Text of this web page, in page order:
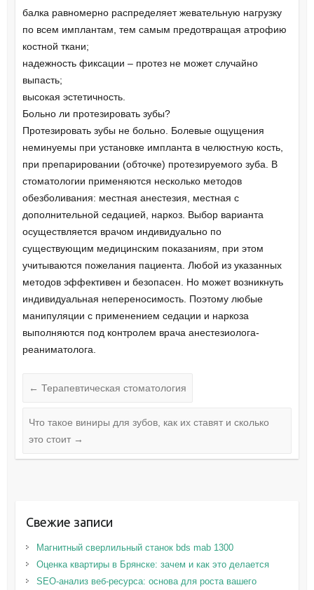
балка равномерно распределяет жевательную нагрузку
по всем имплантам, тем самым предотвращая атрофию
костной ткани;
надежность фиксации – протез не может случайно
выпасть;
высокая эстетичность.
Больно ли протезировать зубы?
Протезировать зубы не больно. Болевые ощущения
неминуемы при установке импланта в челюстную кость,
при препарировании (обточке) протезируемого зуба. В
стоматологии применяются несколько методов
обезболивания: местная анестезия, местная с
дополнительной седацией, наркоз. Выбор варианта
осуществляется врачом индивидуально по
существующим медицинским показаниям, при этом
учитываются пожелания пациента. Любой из указанных
методов эффективен и безопасен. Но может возникнуть
индивидуальная непереносимость. Поэтому любые
манипуляции с применением седации и наркоза
выполняются под контролем врача анестезиолога-
реаниматолога.
← Терапевтическая стоматология
Что такое виниры для зубов, как их ставят и сколько
это стоит →
Свежие записи
Магнитный сверлильный станок bds mab 1300
Оценка квартиры в Брянске: зачем и как это делается
SEO-анализ веб-ресурса: основа для роста вашего